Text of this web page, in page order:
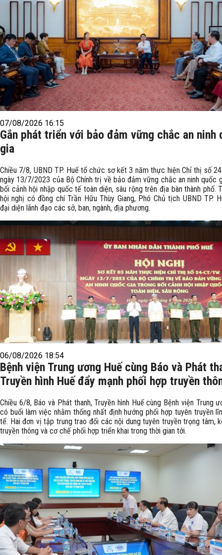
07/08/2026 16:15
Gắn phát triển với bảo đảm vững chắc an ninh
gia
Chiều 7/8, UBND TP. Huế tổ chức sơ kết 3 năm thực hiện Chỉ thị số
ngày 13/7/2023 của Bộ Chính trị về bảo đảm vững chắc an ninh quốc
bối cảnh hội nhập quốc tế toàn diện, sâu rộng trên địa bàn thành phố.
hội nghị có đồng chí Trần Hữu Thùy Giang, Phó Chủ tịch UBND TP.
đại diện lãnh đạo các sở, ban, ngành, địa phương.
06/08/2026 18:54
Bệnh viện Trung ương Huế cùng Báo và Phát
Truyền hình Huế đẩy mạnh phối hợp truyền
Chiều 6/8, Báo và Phát thanh, Truyền hình Huế cùng Bệnh viện Trung
có buổi làm việc nhằm thống nhất định hướng phối hợp tuyên truyền
tế. Hai đơn vị tập trung trao đổi các nội dung tuyên truyền trọng tâm,
truyền thông và cơ chế phối hợp triển khai trong thời gian tới.